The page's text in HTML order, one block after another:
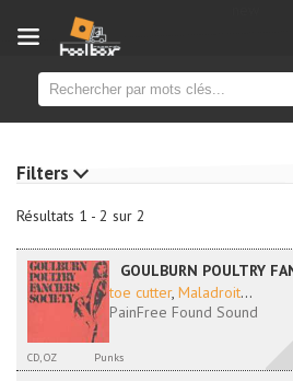
Résultats 1 - 2 sur 2
GOULBURN POULTRY
toe cutter, Maladroit...
PainFree Found Sound
CD, OZ Punks
Filters